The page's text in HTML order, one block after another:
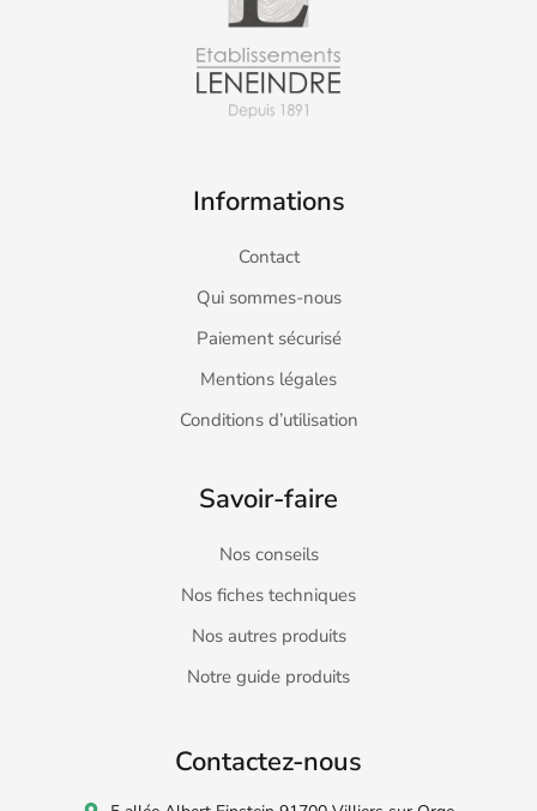
Informations
Contact
Qui sommes-nous
Paiement sécurisé
Mentions légales
Conditions d’utilisation
Savoir-faire
Nos conseils
Nos fiches techniques
Nos autres produits
Notre guide produits
Contactez-nous